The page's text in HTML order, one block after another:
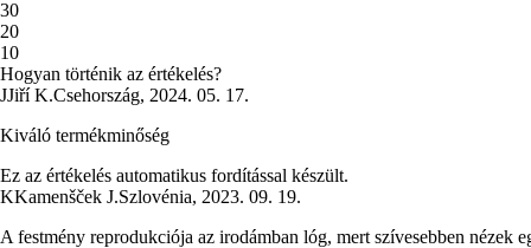
30
20
10
Hogyan történik az értékelés?
JJiří K.Csehország, 2024. 05. 17.
Kiváló termékminőség
Ez az értékelés automatikus fordítással készült.
KKamenšček J.Szlovénia, 2023. 09. 19.
A festmény reprodukciója az irodámban lóg, mert szívesebben nézek